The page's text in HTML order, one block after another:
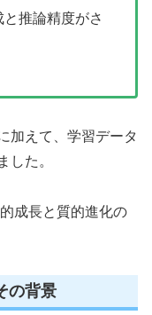
推論精度がさ
加えて、学習データ
した。
成長と質的進化の
の背景